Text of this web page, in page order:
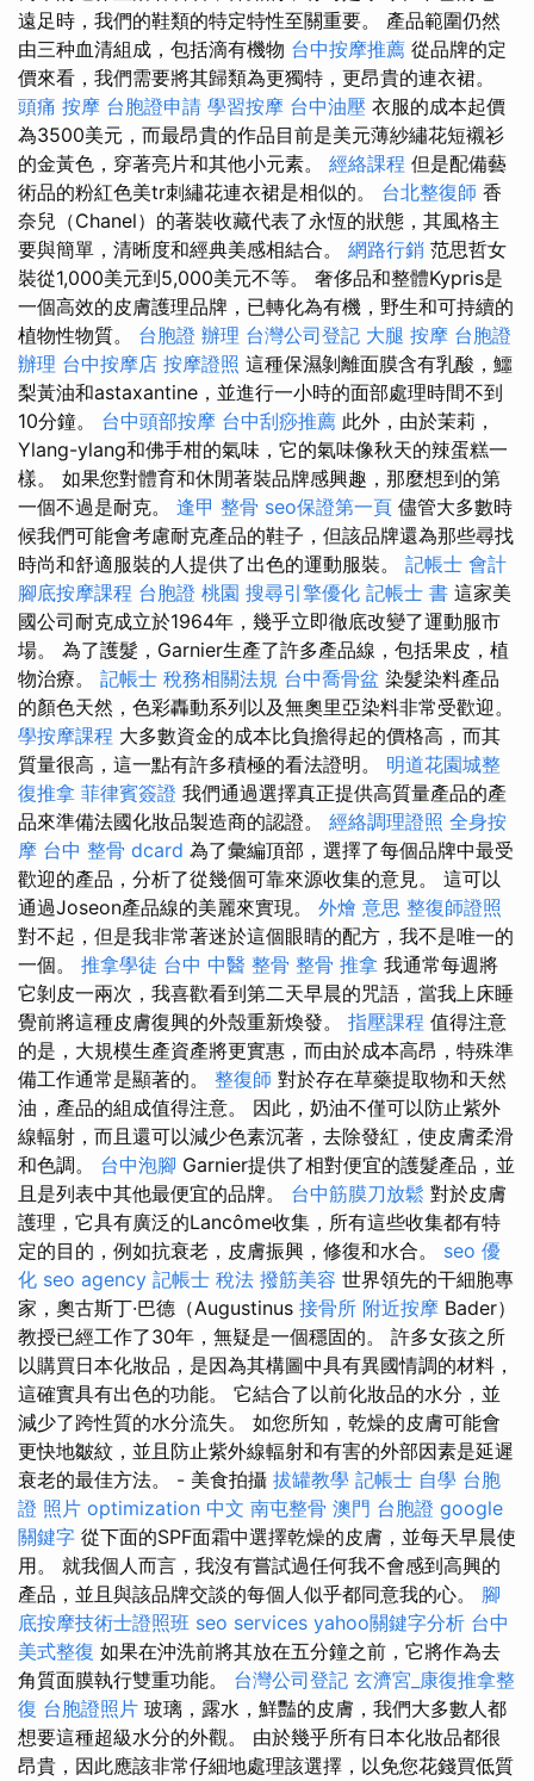
遠足時，我們的鞋類的特定特性至關重要。 產品範圍仍然
由三种血清組成，包括滴有機物 台中按摩推薦 從品牌的定
價來看，我們需要將其歸類為更獨特，更昂貴的連衣裙。
頭痛 按摩 台胞證申請 學習按摩 台中油壓 衣服的成本起價
為3500美元，而最昂貴的作品目前是美元薄紗繡花短襯衫
的金黃色，穿著亮片和其他小元素。 經絡課程 但是配備藝
術品的粉紅色美tr刺繡花連衣裙是相似的。 台北整復師 香
奈兒（Chanel）的著裝收藏代表了永恆的狀態，其風格主
要與簡單，清晰度和經典美感相結合。 網路行銷 范思哲女
裝從1,000美元到5,000美元不等。 奢侈品和整體Kypris是
一個高效的皮膚護理品牌，已轉化為有機，野生和可持續的
植物性物質。 台胞證 辦理 台灣公司登記 大腿 按摩 台胞證
辦理 台中按摩店 按摩證照 這種保濕剝離面膜含有乳酸，鱷
梨黃油和astaxantine，並進行一小時的面部處理時間不到
10分鐘。 台中頭部按摩 台中刮痧推薦 此外，由於茉莉，
Ylang-ylang和佛手柑的氣味，它的氣味像秋天的辣蛋糕一
樣。 如果您對體育和休閒著裝品牌感興趣，那麼想到的第
一個不過是耐克。 逢甲 整骨 seo保證第一頁 儘管大多數時
候我們可能會考慮耐克產品的鞋子，但該品牌還為那些尋找
時尚和舒適服裝的人提供了出色的運動服裝。 記帳士 會計
腳底按摩課程 台胞證 桃園 搜尋引擎優化 記帳士 書 這家美
國公司耐克成立於1964年，幾乎立即徹底改變了運動服市
場。 為了護髮，Garnier生產了許多產品線，包括果皮，植
物治療。 記帳士 稅務相關法規 台中喬骨盆 染髮染料產品
的顏色天然，色彩轟動系列以及無奧里亞染料非常受歡迎。
學按摩課程 大多數資金的成本比負擔得起的價格高，而其
質量很高，這一點有許多積極的看法證明。 明道花園城整
復推拿 菲律賓簽證 我們通過選擇真正提供高質量產品的產
品來準備法國化妝品製造商的認證。 經絡調理證照 全身按
摩 台中 整骨 dcard 為了彙編頂部，選擇了每個品牌中最受
歡迎的產品，分析了從幾個可靠來源收集的意見。 這可以
通過Joseon產品線的美麗來實現。 外燴 意思 整復師證照
對不起，但是我非常著迷於這個眼睛的配方，我不是唯一的
一個。 推拿學徒 台中 中醫 整骨 整骨 推拿 我通常每週將
它剝皮一兩次，我喜歡看到第二天早晨的咒語，當我上床睡
覺前將這種皮膚復興的外殼重新煥發。 指壓課程 值得注意
的是，大規模生產資產將更實惠，而由於成本高昂，特殊準
備工作通常是顯著的。 整復師 對於存在草藥提取物和天然
油，產品的組成值得注意。 因此，奶油不僅可以防止紫外
線輻射，而且還可以減少色素沉著，去除發紅，使皮膚柔滑
和色調。 台中泡腳 Garnier提供了相對便宜的護髮產品，並
且是列表中其他最便宜的品牌。 台中筋膜刀放鬆 對於皮膚
護理，它具有廣泛的Lancôme收集，所有這些收集都有特
定的目的，例如抗衰老，皮膚振興，修復和水合。 seo 優
化 seo agency 記帳士 稅法 撥筋美容 世界領先的干細胞專
家，奧古斯丁·巴德（Augustinus 接骨所 附近按摩 Bader）
教授已經工作了30年，無疑是一個穩固的。 許多女孩之所
以購買日本化妝品，是因為其構圖中具有異國情調的材料，
這確實具有出色的功能。 它結合了以前化妝品的水分，並
減少了跨性質的水分流失。 如您所知，乾燥的皮膚可能會
更快地皺紋，並且防止紫外線輻射和有害的外部因素是延遲
衰老的最佳方法。 - 美食拍攝 拔罐教學 記帳士 自學 台胞
證 照片 optimization 中文 南屯整骨 澳門 台胞證 google
關鍵字 從下面的SPF面霜中選擇乾燥的皮膚，並每天早晨使
用。 就我個人而言，我沒有嘗試過任何我不會感到高興的
產品，並且與該品牌交談的每個人似乎都同意我的心。 腳
底按摩技術士證照班 seo services yahoo關鍵字分析 台中
美式整復 如果在沖洗前將其放在五分鐘之前，它將作為去
角質面膜執行雙重功能。 台灣公司登記 玄濟宮_康復推拿整
復 台胞證照片 玻璃，露水，鮮豔的皮膚，我們大多數人都
想要這種超級水分的外觀。 由於幾乎所有日本化妝品都很
昂貴，因此應該非常仔細地處理該選擇，以免您花錢買低質